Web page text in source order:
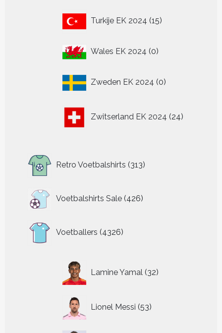
Turkije EK 2024 15
producten
Wales EK 2024 00
Zweden EK 2024 0
producten
Zwitserland EK 2024 24
producten
Retro Voetbalshirts 313
producten
Voetbalshirts Sale 426
426
producten
Voetballers 4326
producten
Lamine Yamal 32
producten
Lionel Messi 53
producten